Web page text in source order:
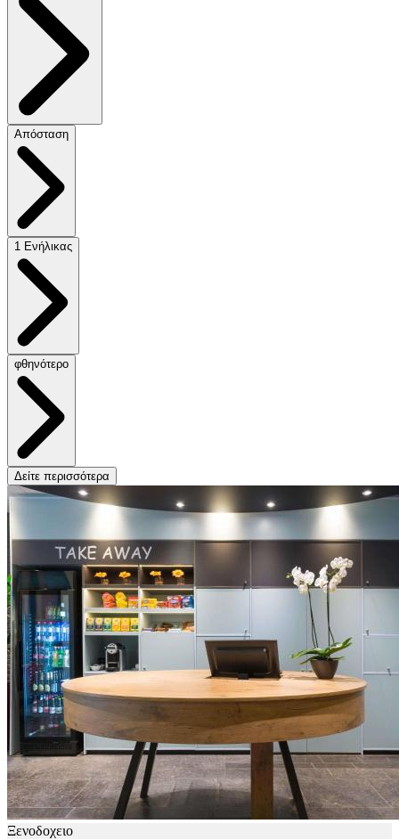
Απόσταση
1 Ενήλικας
φθηνότερο
Δείτε περισσότερα
Ξενοδοχειο